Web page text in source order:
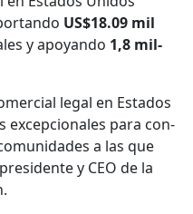
US$18.09 mil
y apoyan­do 1,8 mil­
legal en Esta­dos
excep­cionales para con­
a las que
y CEO de la